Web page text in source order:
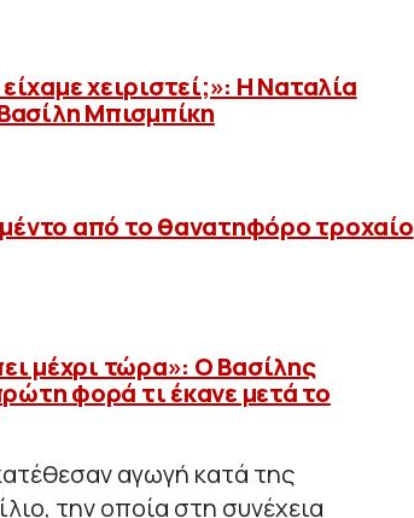
χειριστεί;»: Η Ναταλία
Μπισμπίκη
από το θανατηφόρο τροχαίο
μέχρι τώρα»: Ο Βασίλης
φορά τι έκανε μετά το
αγωγή κατά της
την οποία στη συνέχεια